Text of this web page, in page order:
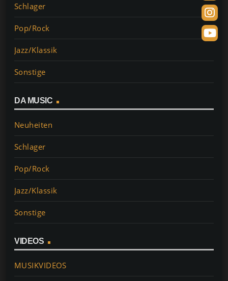
Schlager
Pop/Rock
Jazz/Klassik
Sonstige
DA MUSIC
Neuheiten
Schlager
Pop/Rock
Jazz/Klassik
Sonstige
VIDEOS
MUSIKVIDEOS